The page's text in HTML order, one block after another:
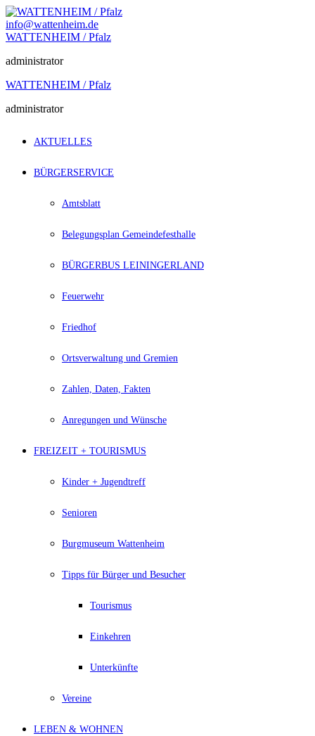
Zum
Inhalt
springen
info@wattenheim.de
WATTENHEIM / Pfalz
administrator
WATTENHEIM / Pfalz
administrator
AKTUELLES
BÜRGERSERVICE
Amtsblatt
Belegungsplan Gemeindefesthalle
BÜRGERBUS LEININGERLAND
Feuerwehr
Friedhof
Ortsverwaltung und Gremien
Zahlen, Daten, Fakten
Anregungen und Wünsche
FREIZEIT + TOURISMUS
Kinder + Jugendtreff
Senioren
Burgmuseum Wattenheim
Tipps für Bürger und Besucher
Tourismus
Einkehren
Unterkünfte
Vereine
LEBEN & WOHNEN